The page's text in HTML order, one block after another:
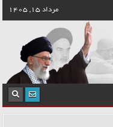
مرداد 15, 1405